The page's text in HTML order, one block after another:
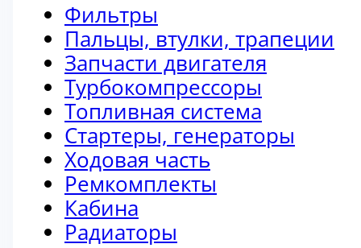
Фильтры
Пальцы, втулки, трапеции
Запчасти двигателя
Турбокомпрессоры
Топливная система
Стартеры, генераторы
Ходовая часть
Ремкомплекты
Кабина
Радиаторы